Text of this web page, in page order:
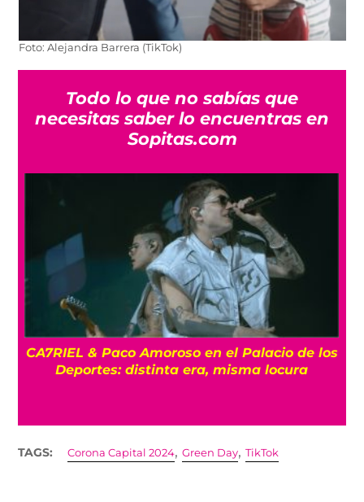
Foto: Alejandra Barrera (TikTok)
Todo lo que no sabías que
necesitas saber lo encuentras en
Sopitas.com
CA7RIEL & Paco Amoroso en el Palacio de los
Deportes: distinta era, misma locura
TAGS: Corona Capital 2024,Green Day,TikTok